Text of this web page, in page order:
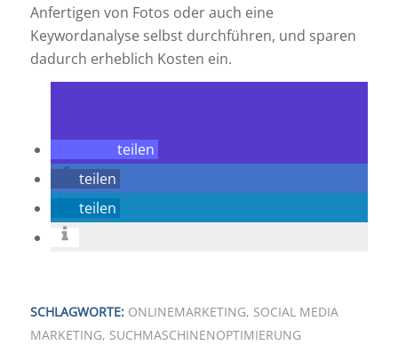
Anfertigen von Fotos oder auch eine
Keywordanalyse selbst durchführen, und sparen
dadurch erheblich Kosten ein.
teilen
teilen
teilen
SCHLAGWORTE: ONLINEMARKETING, SOCIAL MEDIA
MARKETING, SUCHMASCHINENOPTIMIERUNG